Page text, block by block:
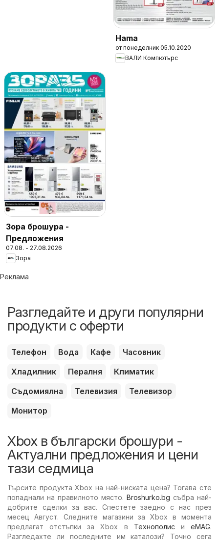
Hama
от понеделник 05.10.2020
ВАЛИ Компютърc
Зора брошура -
Предложения
07.08. - 27.08.2026
Зора
Реклама
Разгледайте и други популярни
продукти с оферти
Телефон Вода Кафе
Часовник
Хладилник
Пералня
Климатик
Съдомиялна
Телевизия
Телевизор
Монитор
Xbox в български брошури -
Актуални предложения и цени
тази седмица
Търсите продукта Xbox на най-ниската цена? Тогава сте
попаднали на правилното място. Broshurko.bg събра най-
добрите сделки за вас. Спестете заедно с нас през
месец Август. Следните магазини за Xbox в момента
предлагат отстъпки за Xbox в Технополис иeMAG.
Разгледахте ли последните им каталози? Точно сега